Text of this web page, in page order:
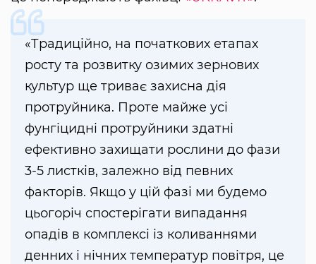
«Традиційно, на початкових етапах
росту та розвитку озимих зернових
культур ще триває захисна дія
протруйника. Проте майже усі
фунгіцидні протруйники здатні
ефективно захищати рослини до фази
3-5 листків, залежно від певних
факторів. Якщо у цій фазі ми будемо
цьогоріч спостерігати випадання
опадів в комплексі із коливаннями
денних і нічних температур повітря, це